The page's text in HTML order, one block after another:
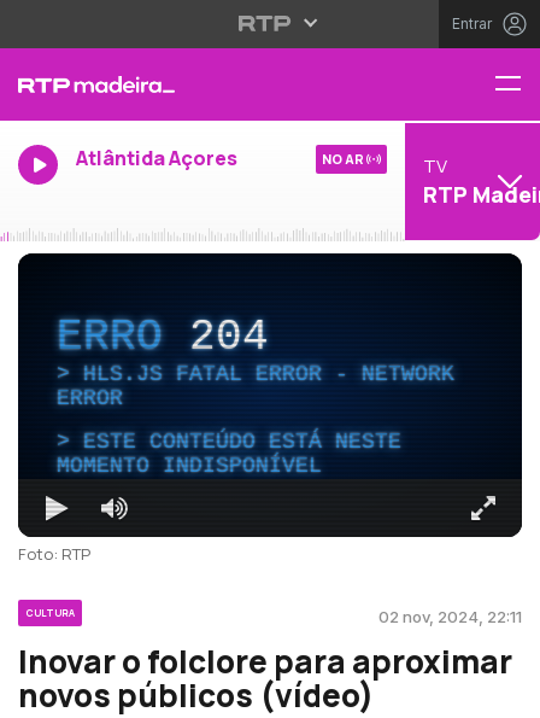
Entrar
Atlântida Açores NO AR TV
RTP
ERRO204
HLS.JS FATAL ERROR - NETWORK
ERROR
ESTE CONTEÚDO ESTÁ NESTE
MOMENTO INDISPONÍVEL
Foto: RTP
CULTURA 02 nov, 2024, 22:11
Inovar o folclore para aproximar
novos públicos (vídeo)